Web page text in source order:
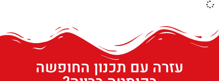
עזרה עם תכנון החופשה